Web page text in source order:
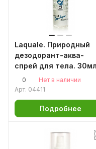
натуральные
дезодоранты-
Laquale. Природный
дезодорант-аква-
спрей для тела. 30мл
0
Нет в наличии
Арт. 04411
Подробнее